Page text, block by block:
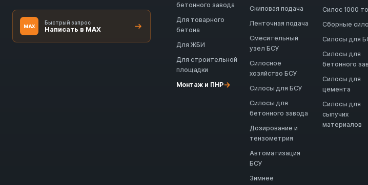
MAX
Быстрый запрос
Написать в MAX
бетонного завода
Для товарного
бетона
Для ЖБИ
Для строительной
площадки
Монтаж и ПНР→
Скиповая подача
Ленточная подача
Смесительный
узел БСУ
Силосное
хозяйство БСУ
Силосы для БСУ
Силосы для
бетонного завода
Дозирование и
тензометрия
Автоматизация
БСУ
Зимнее
Силос 1000
Сборные
Силосы для
Силосы для
бетонного
Силосы для
цемента
Силосы для
сыпучих
материалов